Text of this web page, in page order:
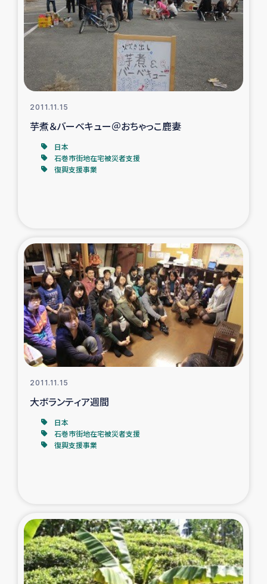
ガザ地区での公園の緑化を通じた支援事業
ガザ地区における被災住民への緊急支援
ガザ地区酪農を通した女性グループの生計支援
ふりかけ普及と食生活改善による栄養改善事業
フェアトレード事業
緊急支援事業
食べる
トルコ・シリア地震被災者支援
デニヤヤ小規模紅茶農家支援
コーヒー生産者支援
アイナロ県マウベシ郡でのコーヒー畑改善事業
2011.11.15
芋煮＆バーベキュー＠おちゃっこ鹿妻
日本
石巻市街地在宅被災者支援
復興支援事業
2011.11.15
大ボランティア週間
日本
石巻市街地在宅被災者支援
復興支援事業